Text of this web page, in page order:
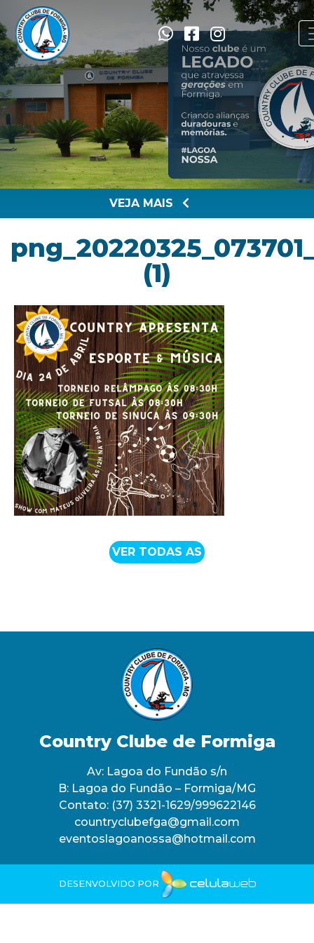
VEJA MAIS
(1)
VER TODAS AS
Country Clube de Formiga
Av: Lagoa do Fundão s/n
B: Lagoa do Fundão – Formiga/MG
Contato: (37) 3321-1629/999622146
countryclubefga@gmail.com
eventoslagoanossa@hotmail.com
DESENVOLVIDO POR